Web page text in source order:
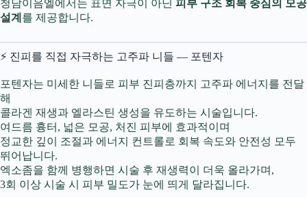
청담이음엘에서는 표면 자극이 아닌 피부 구조 회복 중심의 모공
설계 를 제공합니다.
⚡ 진피를 직접 자극하는 고주파 니들 — 포텐자
포텐자는 미세한 니들로 피부 진피층까지 고주파 에너지를 전달
해
콜라겐 재생과 엘라스틴 생성을 유도하는 시술입니다.
여드름 흉터, 넓은 모공, 처진 피부에 효과적이며
정교한 깊이 조절과 에너지 컨트롤로 회복 속도와 안전성 모두
뛰어납니다.
엑소좀을 함께 병행하면 시술 후 재생력이 더욱 올라가며,
3회 이상 시술 시 피부 밀도가 눈에 띄게 달라집니다.